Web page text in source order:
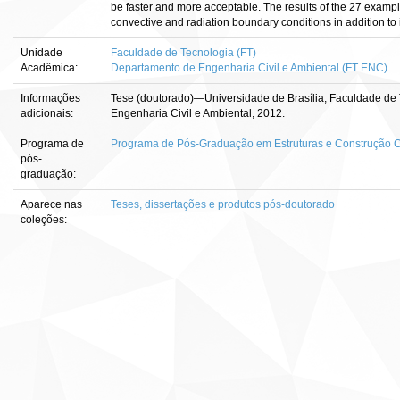
be faster and more acceptable. The results of the 27
convective and radiation boundary conditions in addition
Unidade
Acadêmica:
Faculdade de Tecnologia (FT)
Departamento de Engenharia Civil e Ambiental (FT ENC)
Informações
adicionais:
Tese (doutorado)—Universidade de Brasília, Faculdade de
Engenharia Civil e Ambiental, 2012.
Programa de
pós-
graduação:
Programa de Pós-Graduação em Estruturas e Construção
Aparece nas
coleções:
Teses, dissertações e produtos pós-doutorado